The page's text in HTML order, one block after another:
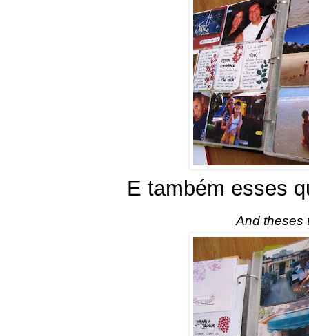
E também esses
And theses